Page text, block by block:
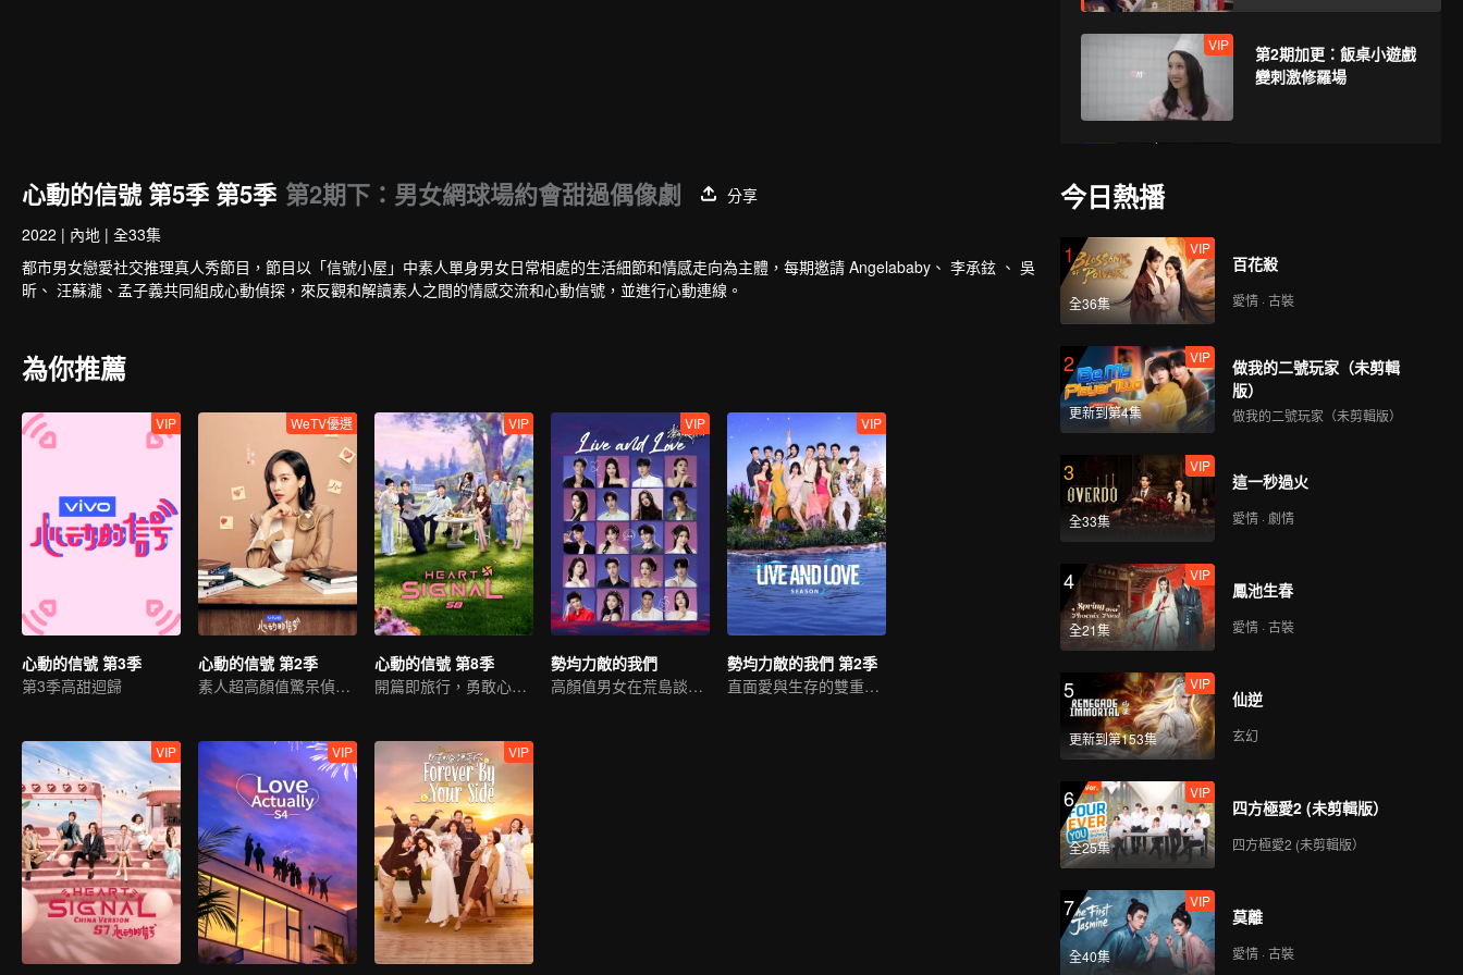
VIP
第2期加更：飯桌小遊戲
變刺激修羅場
第3期下：高顏值女主持
空降，男生看愣住
VIP
第3期加更：喆陽李聶暗
第4期上：女4受傷浩然
飛奔取藥，萬萬吃醋冷
第4期中：首次
minidate！根源主動邀
第4期下：甜！根源說情
話惹李聶害羞
VIP
第4期加更：極致推拉~
男女借遊戲表白？
第5期上：男4男5空降攪
亂心動線
心動的信號 第5季 第5季 第2期下：男女網球場約會甜過偶像劇
分享
2022 | 內地 | 全33集
都市男女戀愛社交推理真人秀節目，節目以「信號小屋」中素人單身男女日常相處的生活細節和情感走向為主體，每期邀請 Angelababy、 李承鉉 、 吳
昕、 汪蘇瀧、孟子義共同組成心動偵探，來反觀和解讀素人之間的情感交流和心動信號，並進行心動連線。
為你推薦
VIP
心動的信號 第3季
第3季高甜迴歸
WeTV優選
心動的信號 第2季
素人超高顏值驚呆偵探團
VIP
心動的信號 第8季
開篇即旅行，勇敢心動吧
VIP
勢均力敵的我們
高顏值男女在荒島談戀愛
VIP
勢均力敵的我們 第2季
直面愛與生存的雙重挑戰
VIP VIP VIP
今日熱播
1
全36集
VIP
百花殺
愛情 · 古裝
2
更新到第4集
VIP
做我的二號玩家（未剪輯
版）
做我的二號玩家（未剪輯版）
3
全33集
VIP
這一秒過火
愛情 · 劇情
4
全21集
VIP
鳳池生春
愛情 · 古裝
5
更新到第153集
VIP
仙逆
玄幻
6
全25集
VIP
四方極愛2 (未剪輯版）
四方極愛2 (未剪輯版）
7
全40集
VIP
莫離
愛情 · 古裝